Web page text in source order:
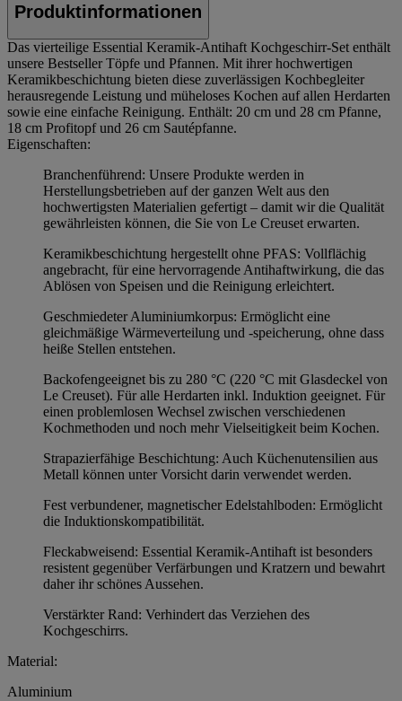
Produktinformationen
Das vierteilige Essential Keramik-Antihaft Kochgeschirr-Set enthält
unsere Bestseller Töpfe und Pfannen. Mit ihrer hochwertigen
Keramikbeschichtung bieten diese zuverlässigen Kochbegleiter
herausregende Leistung und müheloses Kochen auf allen Herdarten
sowie eine einfache Reinigung. Enthält: 20 cm und 28 cm Pfanne,
18 cm Profitopf und 26 cm Sautépfanne.
Eigenschaften:
Branchenführend: Unsere Produkte werden in
Herstellungsbetrieben auf der ganzen Welt aus den
hochwertigsten Materialien gefertigt – damit wir die Qualität
gewährleisten können, die Sie von Le Creuset erwarten.
Keramikbeschichtung hergestellt ohne PFAS: Vollflächig
angebracht, für eine hervorragende Antihaftwirkung, die das
Ablösen von Speisen und die Reinigung erleichtert.
Geschmiedeter Aluminiumkorpus: Ermöglicht eine
gleichmäßige Wärmeverteilung und -speicherung, ohne dass
heiße Stellen entstehen.
Backofengeeignet bis zu 280 °C (220 °C mit Glasdeckel von
Le Creuset). Für alle Herdarten inkl. Induktion geeignet. Für
einen problemlosen Wechsel zwischen verschiedenen
Kochmethoden und noch mehr Vielseitigkeit beim Kochen.
Strapazierfähige Beschichtung: Auch Küchenutensilien aus
Metall können unter Vorsicht darin verwendet werden.
Fest verbundener, magnetischer Edelstahlboden: Ermöglicht
die Induktionskompatibilität.
Fleckabweisend: Essential Keramik-Antihaft ist besonders
resistent gegenüber Verfärbungen und Kratzern und bewahrt
daher ihr schönes Aussehen.
Verstärkter Rand: Verhindert das Verziehen des
Kochgeschirrs.
Material:
Aluminium